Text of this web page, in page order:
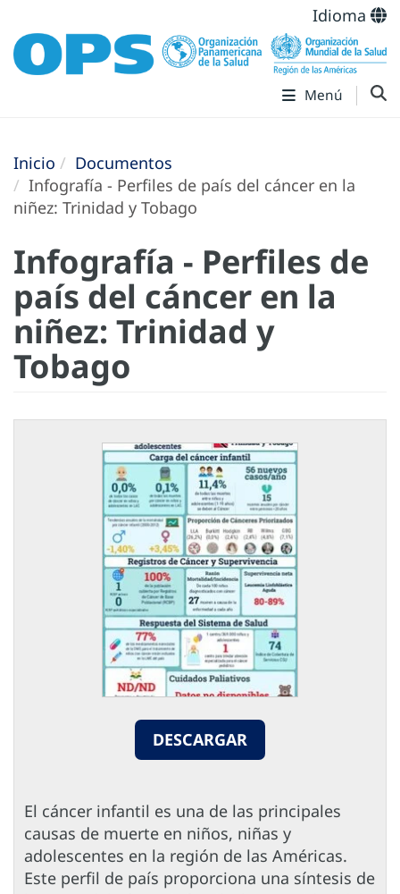
Idioma
Menú
Inicio
Documentos
Infografía - Perfiles de país del cáncer en la
niñez: Trinidad y Tobago
Infografía - Perfiles de
país del cáncer en la
niñez: Trinidad y
Tobago
DESCARGAR
El cáncer infantil es una de las principales
causas de muerte en niños, niñas y
adolescentes en la región de las Américas.
Este perfil de país proporciona una síntesis de